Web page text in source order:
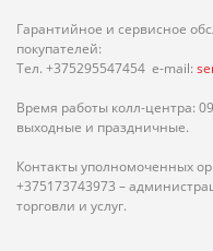
Гарантийное и сервисное
покупателей:
Тел. +375295547454 e-mail:
Время работы колл-центра:
выходные и праздничные.
Контакты уполномоченных
+375173743973 –
торговли и услуг.